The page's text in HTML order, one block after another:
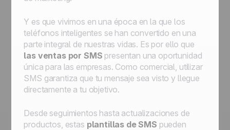
Y es que vivimos en una época en la que los
teléfonos inteligentes se han convertido en una
parte integral de nuestras vidas. Es por ello que
las ventas por SMS presentan una oportunidad
única para las empresas. Como comercial, utilizar
SMS garantiza que tu mensaje sea visto y llegue
directamente a tu objetivo.
Desde seguimientos hasta actualizaciones de
productos, estas plantillas de SMS pueden